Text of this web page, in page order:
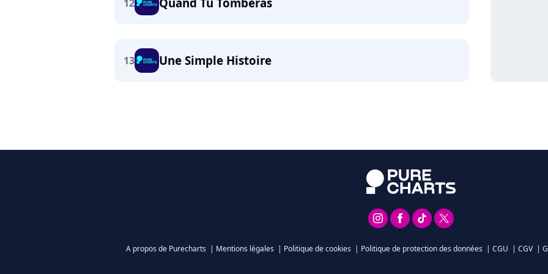
12
13 Une Simple Histoire
A propos de Purecharts | Mentions légales | Politique de cookies | Politique de protection des données | CGU | CGV |